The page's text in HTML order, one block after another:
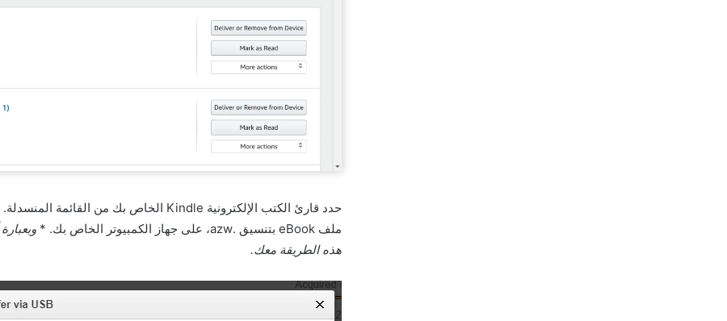
ملف eBook بتنسيق .azw، على جهاز الكمبيوتر الخاص بك. *
هذه الطريقة معك.